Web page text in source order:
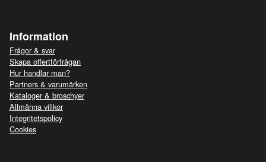
Information
Frågor & svar
Skapa offertförfrågan
Hur handlar man?
Partners & varumärken
Kataloger & broschyer
Allmänna villkor
Integritetspolicy
Cookies